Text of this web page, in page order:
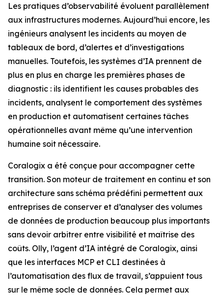
Les pratiques d’observabilité évoluent parallèlement
aux infrastructures modernes. Aujourd’hui encore, les
ingénieurs analysent les incidents au moyen de
tableaux de bord, d’alertes et d’investigations
manuelles. Toutefois, les systèmes d’IA prennent de
plus en plus en charge les premières phases de
diagnostic : ils identifient les causes probables des
incidents, analysent le comportement des systèmes
en production et automatisent certaines tâches
opérationnelles avant même qu’une intervention
humaine soit nécessaire.
Coralogix a été conçue pour accompagner cette
transition. Son moteur de traitement en continu et son
architecture sans schéma prédéfini permettent aux
entreprises de conserver et d’analyser des volumes
de données de production beaucoup plus importants
sans devoir arbitrer entre visibilité et maîtrise des
coûts. Olly, l’agent d’IA intégré de Coralogix, ainsi
que les interfaces MCP et CLI destinées à
l’automatisation des flux de travail, s’appuient tous
sur le même socle de données. Cela permet aux